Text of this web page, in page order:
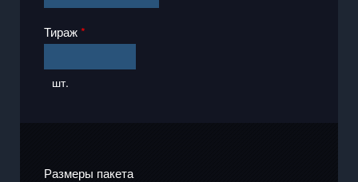
Тираж*
шт.
Размеры пакета